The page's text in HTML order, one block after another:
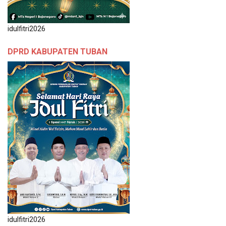
idulfitri2026
DPRD KABUPATEN TUBAN
idulfitri2026